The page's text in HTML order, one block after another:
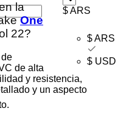
$ ARS
$ ARS
$ USD
la
One
22?
de alta
y resistencia,
y un aspecto